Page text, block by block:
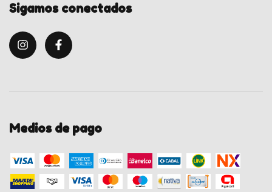
Sigamos conectados
Medios de pago